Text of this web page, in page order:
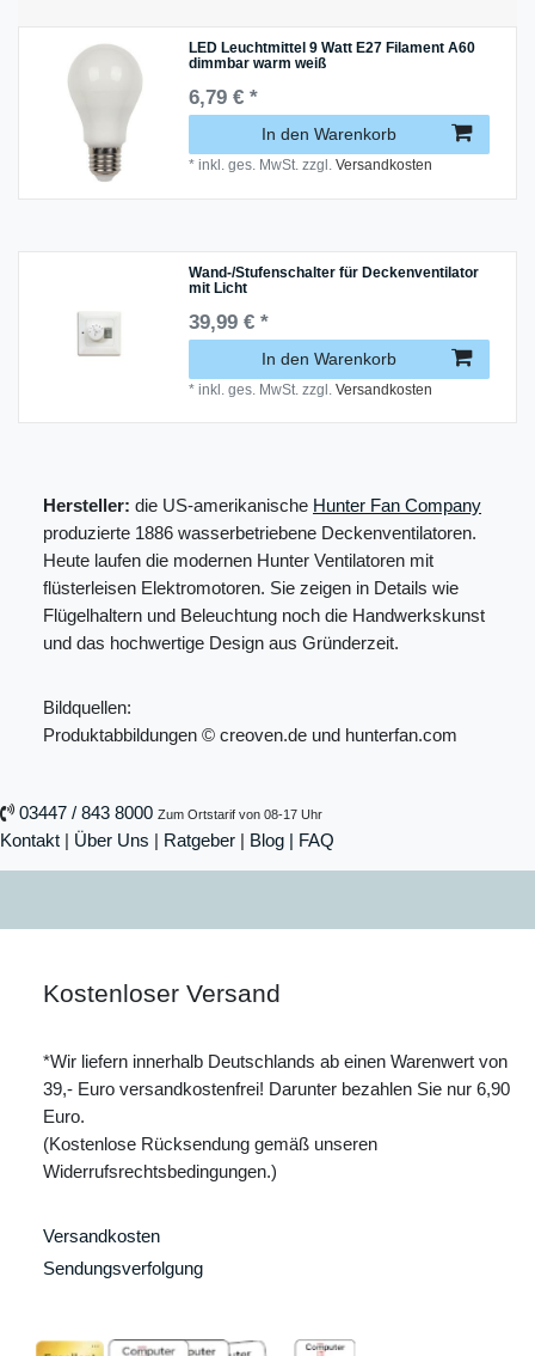
LED Leuchtmittel 9 Watt E27 Filament A60
dimmbar warm weiß
6,79 € *
In den Warenkorb
*inkl. ges. MwSt. zzgl.Versandkosten
Wand-/Stufenschalter für Deckenventilator
mit Licht
39,99 € *
In den Warenkorb
*inkl. ges. MwSt. zzgl.Versandkosten
Hersteller: die US-amerikanische Hunter Fan Company
produzierte 1886 wasserbetriebene Deckenventilatoren.
Heute laufen die modernen Hunter Ventilatoren mit
flüsterleisen Elektromotoren. Sie zeigen in Details wie
Flügelhaltern und Beleuchtung noch die Handwerkskunst
und das hochwertige Design aus Gründerzeit.
Bildquellen:
Produktabbildungen © creoven.de und hunterfan.com
03447 / 843 8000 Zum Ortstarif von 08-17 Uhr
Kontakt | Über Uns | Ratgeber | Blog | FAQ
Kostenloser Versand
*Wir liefern innerhalb Deutschlands ab einen Warenwert von
39,- Euro versandkostenfrei! Darunter bezahlen Sie nur 6,90
Euro.
(Kostenlose Rücksendung gemäß unseren
Widerrufsrechtsbedingungen.)
Versandkosten
Sendungsverfolgung